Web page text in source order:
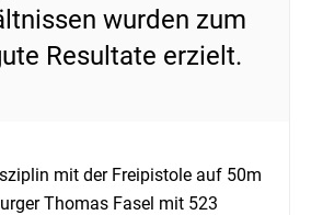
wurden zum
Resultate erzielt.
mit der Freipistole auf 50m
Thomas Fasel mit 523